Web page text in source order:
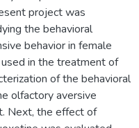
project was
the behavioral
behavior in female
in the treatment of
of the behavioral
olfactory aversive
Next, the effect of